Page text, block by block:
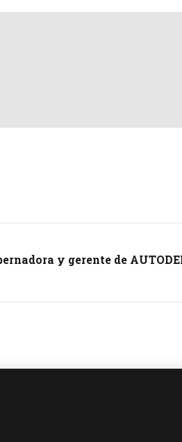
y gerente de